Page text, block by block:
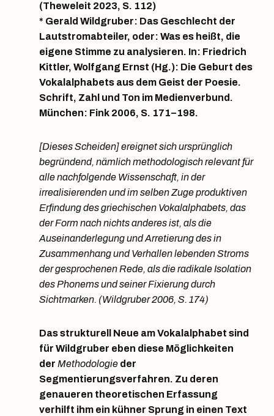
(Theweleit 2023, S. 112)
* Gerald Wildgruber: Das Geschlecht der
Lautstromabteiler, oder: Was es heißt, die
eigene Stimme zu analysieren. In: Friedrich
Kittler, Wolfgang Ernst (Hg.): Die Geburt des
Vokalalphabets aus dem Geist der Poesie.
Schrift, Zahl und Ton im Medienverbund.
München: Fink 2006, S. 171–198.
[Dieses Scheiden] ereignet sich ursprünglich
begründend, nämlich methodologisch relevant für
alle nachfolgende Wissenschaft, in der
irrealisierenden und im selben Zuge produktiven
Erfindung des griechischen Vokalalphabets, das
der Form nach nichts anderes ist, als die
Auseinanderlegung und Arretierung des in
Zusammenhang und Verhallen lebenden Stroms
der gesprochenen Rede, als die radikale Isolation
des Phonems und seiner Fixierung durch
Sichtmarken. (Wildgruber 2006, S. 174)
Das strukturell Neue am Vokalalphabet sind
für Wildgruber eben diese Möglichkeiten
der Methodologieder
Segmentierungsverfahren. Zu deren
genaueren theoretischen Erfassung
verhilft ihm ein kühner Sprung in einen Text